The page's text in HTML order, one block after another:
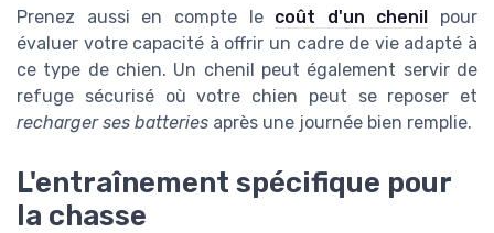
Prenez aussi en compte le coût d'un chenil
pour
évaluer votre capacité à offrir un cadre de vie adapté à
ce type de chien. Un chenil peut également servir de
refuge sécurisé où votre chien peut se reposer et
recharger ses batteries après une journée bien remplie.
L'entraînement spécifique pour
la chasse